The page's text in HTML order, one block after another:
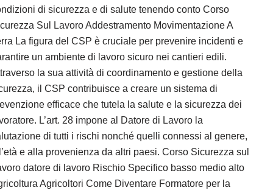
di sicurezza e di salute tenendo conto Corso
Sul Lavoro Addestramento Movimentazione A
La figura del CSP è cruciale per prevenire incidenti e
un ambiente di lavoro sicuro nei cantieri edili.
la sua attività di coordinamento e gestione della
il CSP contribuisce a creare un sistema di
efficace che tutela la salute e la sicurezza dei
L’art. 28 impone al Datore di Lavoro la
di tutti i rischi nonché quelli connessi al genere,
e alla provenienza da altri paesi. Corso Sicurezza sul
datore di lavoro Rischio Specifico basso medio alto
Agricoltori Come Diventare Formatore per la